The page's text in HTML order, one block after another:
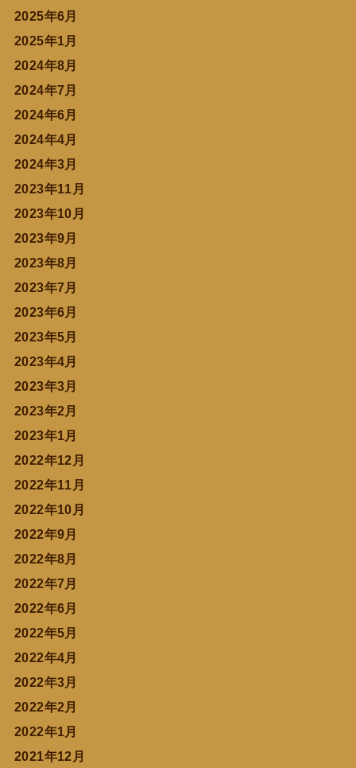
2025年6月
2025年1月
2024年8月
2024年7月
2024年6月
2024年4月
2024年3月
2023年11月
2023年10月
2023年9月
2023年8月
2023年7月
2023年6月
2023年5月
2023年4月
2023年3月
2023年2月
2023年1月
2022年12月
2022年11月
2022年10月
2022年9月
2022年8月
2022年7月
2022年6月
2022年5月
2022年4月
2022年3月
2022年2月
2022年1月
2021年12月